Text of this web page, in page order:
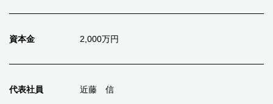
資本金 2,000万円
代表社員 近藤 信